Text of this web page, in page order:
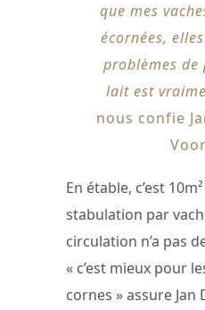
que mes
écornées,
problèmes
lait est
nous confie
En étable, c’est
stabulation par
circulation n’a pas
« c’est mieux pour
cornes » assure